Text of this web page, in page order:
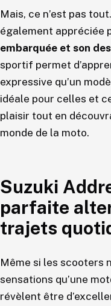
Mais, ce n’est pas
également appréciée
embarquée et son
sportif permet
expressive qu’un
idéale pour celles et
plaisir tout en
monde de la moto.
Suzuki
parfaite
trajets
Même si les scooters
sensations qu’une
révèlent être